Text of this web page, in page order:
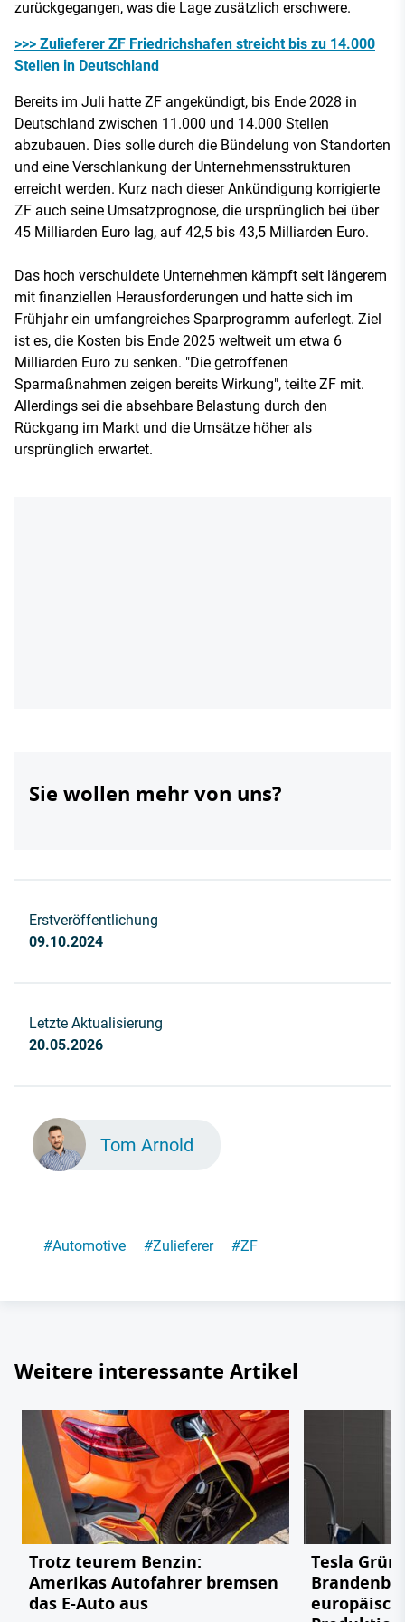
zurückgegangen, was die Lage zusätzlich erschwere.
>>> Zulieferer ZF Friedrichshafen streicht bis zu 14.000
Stellen in Deutschland
Bereits im Juli hatte ZF angekündigt, bis Ende 2028 in
Deutschland zwischen 11.000 und 14.000 Stellen
abzubauen. Dies solle durch die Bündelung von Standorten
und eine Verschlankung der Unternehmensstrukturen
erreicht werden. Kurz nach dieser Ankündigung korrigierte
ZF auch seine Umsatzprognose, die ursprünglich bei über
45 Milliarden Euro lag, auf 42,5 bis 43,5 Milliarden Euro.
Das hoch verschuldete Unternehmen kämpft seit längerem
mit finanziellen Herausforderungen und hatte sich im
Frühjahr ein umfangreiches Sparprogramm auferlegt. Ziel
ist es, die Kosten bis Ende 2025 weltweit um etwa 6
Milliarden Euro zu senken. "Die getroffenen
Sparmaßnahmen zeigen bereits Wirkung", teilte ZF mit.
Allerdings sei die absehbare Belastung durch den
Rückgang im Markt und die Umsätze höher als
ursprünglich erwartet.
Sie wollen mehr von uns?
Erstveröffentlichung
09.10.2024
Letzte Aktualisierung
20.05.2026
Tom Arnold
#Automotive #Zulieferer #ZF
Weitere interessante Artikel
Trotz teurem Benzin:
Amerikas Autofahrer bremsen
das E-Auto aus
Tesla